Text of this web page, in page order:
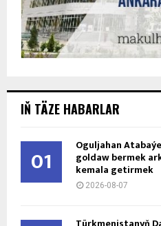
IŇ TÄZE HABARLAR
01 Oguljahan
goldaw bermek
kemala getirmek
2026-08-07